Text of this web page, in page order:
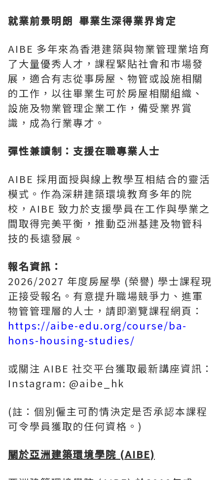
就業前景明朗 畢業生深得業界肯定
AIBE 多年來為香港建築與物業管理業培育
了大量優秀人才，課程緊貼社會和市場發
展，適合有志從事房屋、物管或設施相關
的工作，以往畢業生可於房屋相關組織、
設施及物業管理企業工作，備受業界賞
識，成為行業專才。
彈性兼讀制：支援在職專業人士
AIBE 採用面授與線上教學互相結合的靈活
模式。作為深耕建築環境教育多年的院
校，AIBE 致力於支援學員在工作與學業之
間取得完美平衡，推動亞洲基建及物管科
技的長遠發展。
報名資訊：
2026/2027 年度房屋學 (榮譽) 學士課程現
正接受報名。有意提升職場競爭力、進軍
物管管理層的人士，請即瀏覽課程網頁：
https://aibe-edu.org/course/ba-
hons-housing-studies/
或關注 AIBE 社交平台獲取最新講座資訊：
Instagram: @aibe_hk
(註：個別僱主可酌情決定是否承認本課程
可令學員獲取的任何資格。)
關於亞洲建築環境學院 (AIBE)